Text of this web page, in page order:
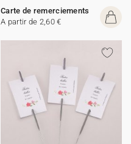
Carte de remerciements
A partir de 2,60 €